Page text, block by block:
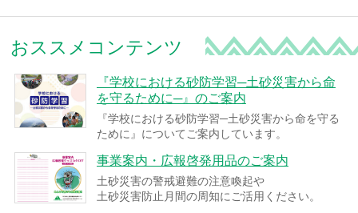
おススメコンテンツ
『学校における砂防学習─土砂災害から命
を守るために─』のご案内
『学校における砂防学習─土砂災害から命を守る
ために』についてご案内しています。
事業案内・広報啓発用品のご案内
土砂災害の警戒避難の注意喚起や
土砂災害防止月間の周知にご活用ください。